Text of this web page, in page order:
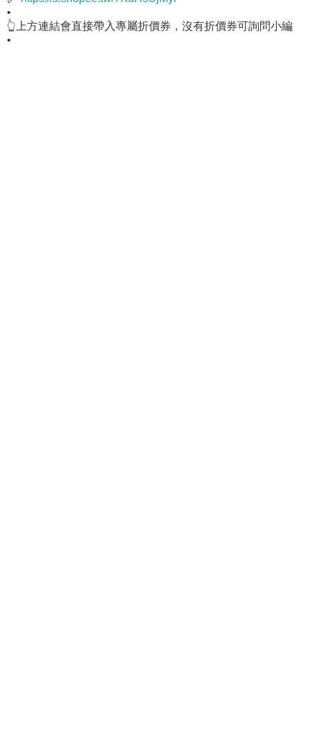
•
👆上方連結會直接帶入專屬折價券，沒有折價券可詢問小編
•